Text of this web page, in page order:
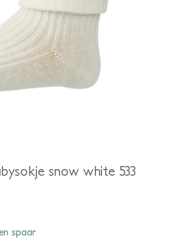
snow white 533
spaar